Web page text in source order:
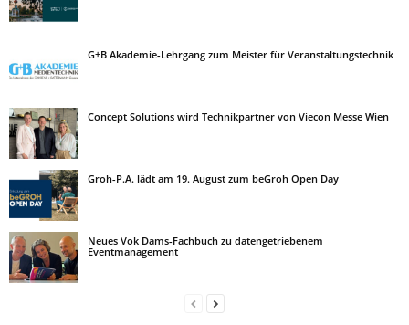
G+B Akademie-Lehrgang zum Meister für Veranstaltungstechnik
Concept Solutions wird Technikpartner von Viecon Messe Wien
Groh-P.A. lädt am 19. August zum beGroh Open Day
Neues Vok Dams-Fachbuch zu datengetriebenem
Eventmanagement